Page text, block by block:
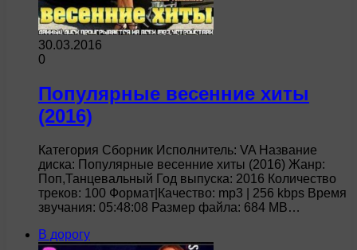
30.03.2016
0
Популярные весенние хиты
(2016)
Категория Сборник Исполнитель: VA Название
диска: Популярные весенние хиты (2016) Жанр:
Поп,Танцевальный Год выпуска: 2016 Количество
треков: 100 Формат|Качество: mp3 | 256 kbps Время
звучания: 05:48:08 Размер файла: 684 MB…
В дорогу